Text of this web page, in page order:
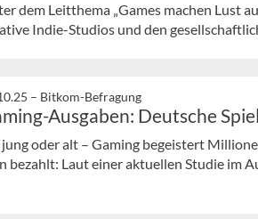
dem Leitthema „Games machen Lust
Indie-Studios und den
– Bitkom-Befragung
Ausgaben: Deutsche
oder alt – Gaming begeistert
bezahlt: Laut einer aktuellen Studie im